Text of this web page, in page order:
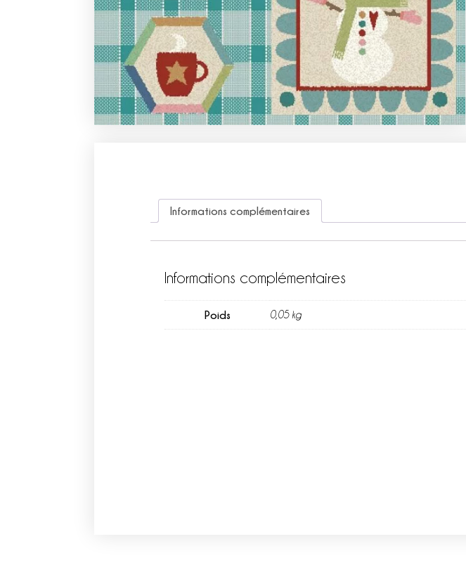
Informations complémentaires
Informations complémentaires
Poids 0,05 kg